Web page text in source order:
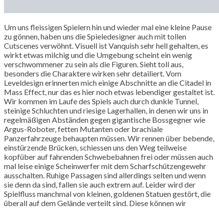
Um uns fleissigen Spielern hin und wieder mal eine kleine Pause
zu gönnen, haben uns die Spieledesigner auch mit tollen
Cutscenes verwöhnt. Visuell ist Vanquish sehr hell gehalten, es
wirkt etwas milchig und die Umgebung scheint ein wenig
verschwommener zu sein als die Figuren. Sieht toll aus,
besonders die Charaktere wirken sehr detailiert. Vom
Leveldesign erinnerten mich einige Abschnitte an die Citadel in
Mass Effect, nur das es hier noch etwas lebendiger gestaltet ist.
Wir kommen im Laufe des Spiels auch durch dunkle Tunnel,
steinige Schluchten und riesige Lagerhallen, in denen wir uns in
regelmäßigen Abständen gegen gigantische Bossgegner wie
Argus-Roboter, fetten Mutanten oder brachiale
Panzerfahrzeuge behaupten müssen. Wir rennen über bebende,
einstürzende Brücken, schiessen uns den Weg teilweise
kopfüber auf fahrenden Schwebebahnen frei oder müssen auch
mal leise einige Scheinwerfer mit dem Scharfschützengewehr
ausschalten. Ruhige Passagen sind allerdings selten und wenn
sie denn da sind, fallen sie auch extrem auf. Leider wird der
Spielfluss manchmal von kleinen, goldenen Statuen gestört, die
überall auf dem Gelände verteilt sind. Diese können wir